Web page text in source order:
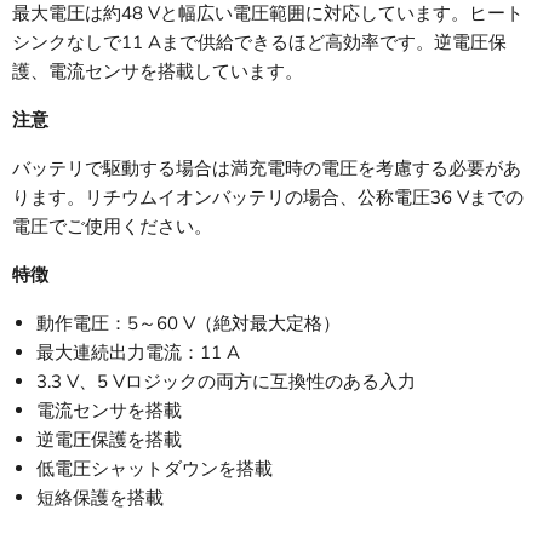
最大電圧は約48 Vと幅広い電圧範囲に対応しています。ヒート
シンクなしで11 Aまで供給できるほど高効率です。逆電圧保
護、電流センサを搭載しています。
注意
バッテリで駆動する場合は満充電時の電圧を考慮する必要があ
ります。リチウムイオンバッテリの場合、公称電圧36 Vまでの
電圧でご使用ください。
特徴
動作電圧：5～60 V（絶対最大定格）
最大連続出力電流：11 A
3.3 V、5 Vロジックの両方に互換性のある入力
電流センサを搭載
逆電圧保護を搭載
低電圧シャットダウンを搭載
短絡保護を搭載